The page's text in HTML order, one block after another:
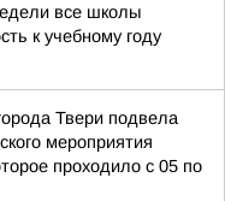
все школы
к учебному году
Твери подвела
мероприятия
проходило с 05 по